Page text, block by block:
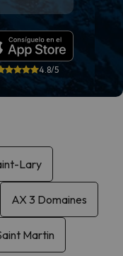
4.8/5
Lary
AX 3 Domaines
Martin